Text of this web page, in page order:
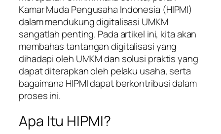
Kamar Muda Pengusaha Indonesia (HIPMI)
dalam mendukung digitalisasi UMKM
sangatlah penting. Pada artikel ini, kita akan
membahas tantangan digitalisasi yang
dihadapi oleh UMKM dan solusi praktis yang
dapat diterapkan oleh pelaku usaha, serta
bagaimana HIPMI dapat berkontribusi dalam
proses ini.
Apa Itu HIPMI?